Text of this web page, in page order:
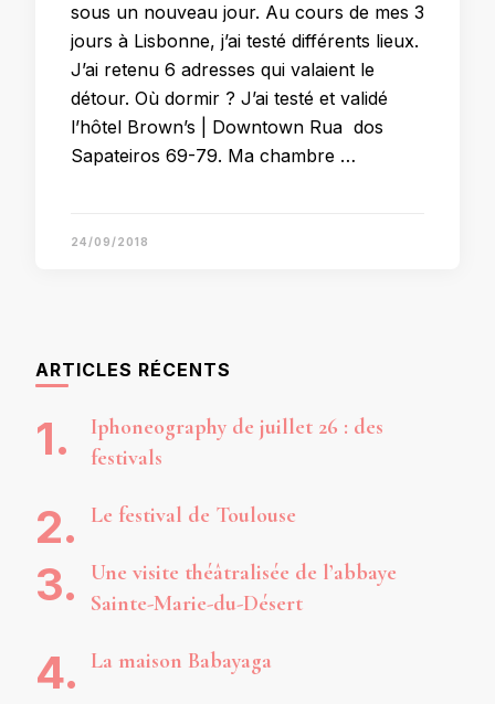
sous un nouveau jour. Au cours de mes 3
jours à Lisbonne, j’ai testé différents lieux.
J’ai retenu 6 adresses qui valaient le
détour. Où dormir ? J’ai testé et validé
l’hôtel Brown’s | Downtown Rua dos
Sapateiros 69-79. Ma chambre …
24/09/2018
ARTICLES RÉCENTS
Iphoneography de juillet 26 : des
festivals
Le festival de Toulouse
Une visite théâtralisée de l’abbaye
Sainte-Marie-du-Désert
La maison Babayaga